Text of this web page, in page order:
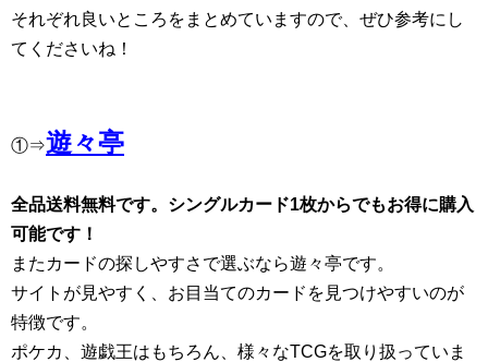
それぞれ良いところをまとめていますので、ぜひ参考にし
てくださいね！
①⇒遊々亭
全品送料無料です。シングルカード1枚からでもお得に購入
可能です！
またカードの探しやすさで選ぶなら遊々亭です。
サイトが見やすく、お目当てのカードを見つけやすいのが
特徴です。
ポケカ、遊戯王はもちろん、様々なTCGを取り扱っていま